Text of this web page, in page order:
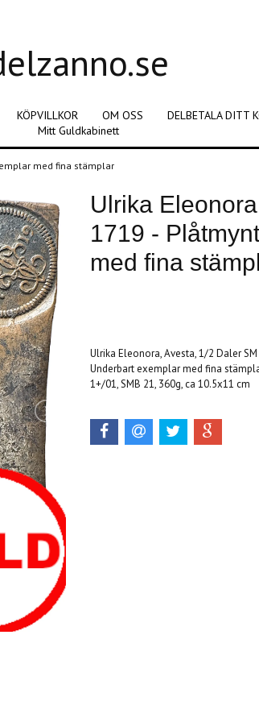
KÖPVILLKOR OM OSS DELBETALA DITT
Mitt Guldkabinett
med fina stämplar
Ulrika
1719 -
med fina
Ulrika Eleonora, Avesta, 1/2 Daler
Underbart exemplar med fina
1+/01, SMB 21, 360g, ca 10.5x11 cm